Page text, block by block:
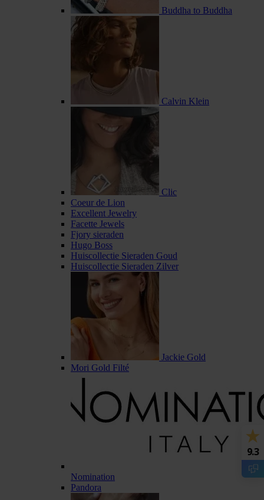
Buddha to Buddha
Calvin Klein
Clic
Coeur de Lion
Excellent Jewelry
Facette Jewels
Fjory sieraden
Hugo Boss
Huiscollectie Sieraden Goud
Huiscollectie Sieraden Zilver
Jackie Gold
Mori Gold Filté
Nomination
Pandora
9.3